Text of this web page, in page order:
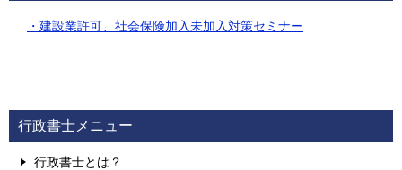
・建設業許可、社会保険加入未加入対策セミナー
行政書士メニュー
行政書士とは？